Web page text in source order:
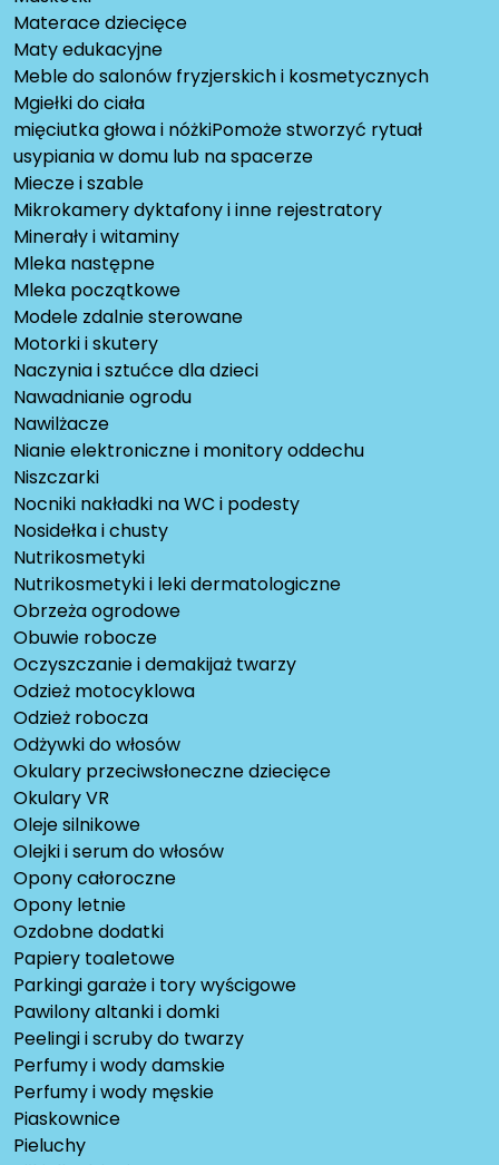
Materace dziecięce
Maty edukacyjne
Meble do salonów fryzjerskich i kosmetycznych
Mgiełki do ciała
mięciutka głowa i nóżkiPomoże stworzyć rytuał
usypiania w domu lub na spacerze
Miecze i szable
Mikrokamery dyktafony i inne rejestratory
Minerały i witaminy
Mleka następne
Mleka początkowe
Modele zdalnie sterowane
Motorki i skutery
Naczynia i sztućce dla dzieci
Nawadnianie ogrodu
Nawilżacze
Nianie elektroniczne i monitory oddechu
Niszczarki
Nocniki nakładki na WC i podesty
Nosidełka i chusty
Nutrikosmetyki
Nutrikosmetyki i leki dermatologiczne
Obrzeża ogrodowe
Obuwie robocze
Oczyszczanie i demakijaż twarzy
Odzież motocyklowa
Odzież robocza
Odżywki do włosów
Okulary przeciwsłoneczne dziecięce
Okulary VR
Oleje silnikowe
Olejki i serum do włosów
Opony całoroczne
Opony letnie
Ozdobne dodatki
Papiery toaletowe
Parkingi garaże i tory wyścigowe
Pawilony altanki i domki
Peelingi i scruby do twarzy
Perfumy i wody damskie
Perfumy i wody męskie
Piaskownice
Pieluchy